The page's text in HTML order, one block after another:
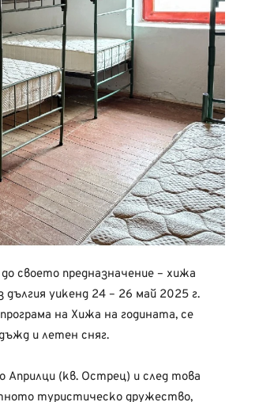
своето предназначение – хижа
дългия уикенд 24 – 26 май 2025 г.
на Хижа на годината, се
и летен сняг.
Априлци (кв. Острец) и след това
туристическо дружество,